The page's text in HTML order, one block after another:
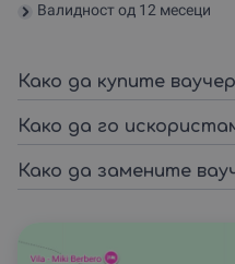
Валидност од 12 месеци
Како да купите
Како да го
Како да замените